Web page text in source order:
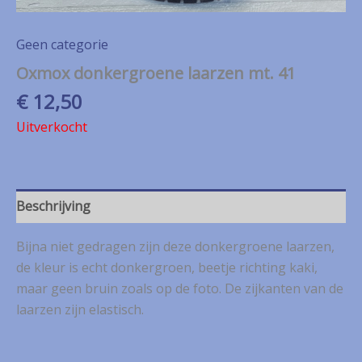
Geen categorie
Oxmox donkergroene laarzen mt. 41
€12,50
Uitverkocht
Beschrijving
Bijna niet gedragen zijn deze donkergroene laarzen,
de kleur is echt donkergroen, beetje richting kaki,
maar geen bruin zoals op de foto. De zijkanten van de
laarzen zijn elastisch.